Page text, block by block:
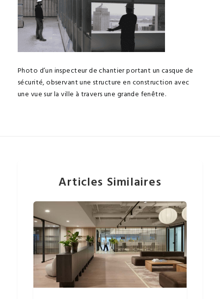
Photo d’un inspecteur de chantier portant un casque de
sécurité, observant une structure en construction avec
une vue sur la ville à travers une grande fenêtre.
Articles Similaires